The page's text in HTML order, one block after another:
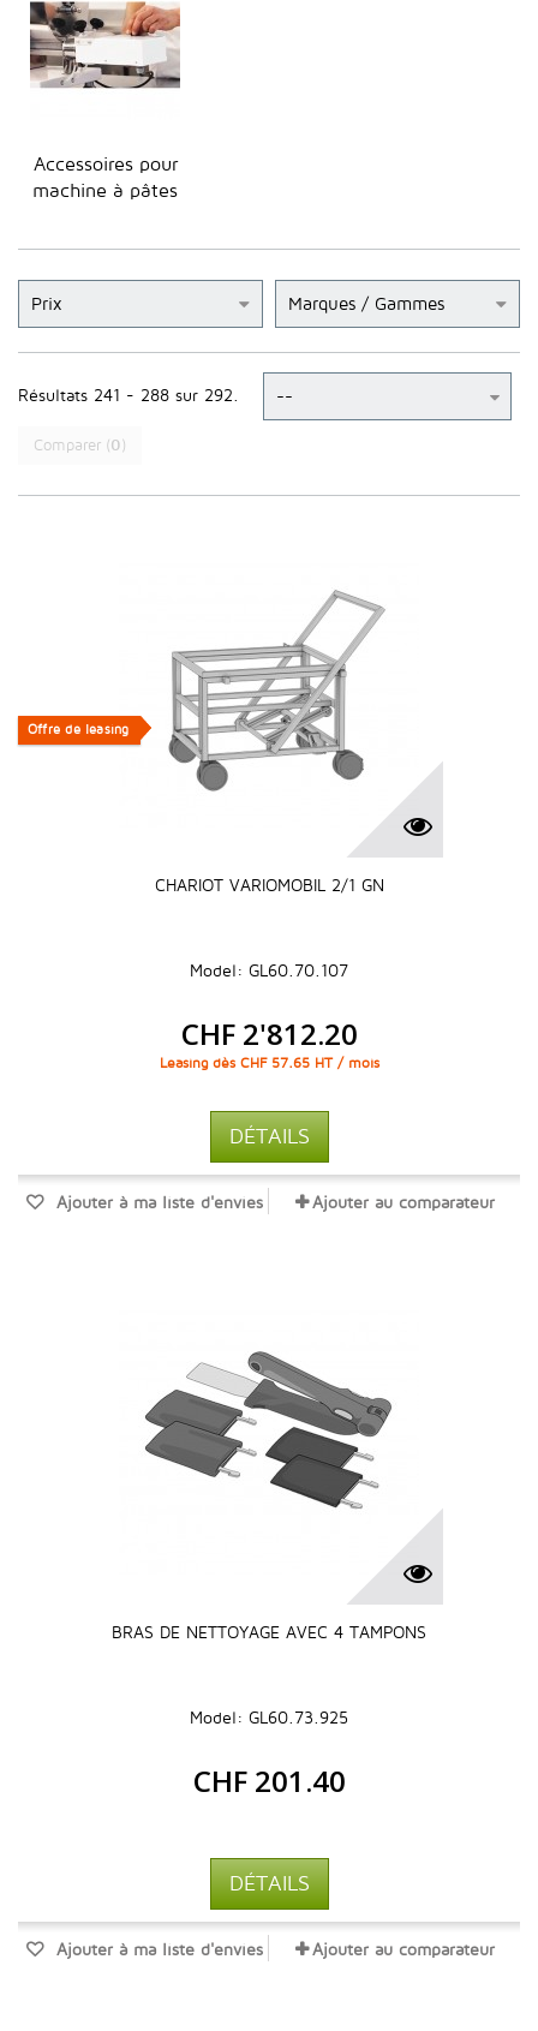
Accessoires pour
machine à pâtes
Prix Marques / Gammes
Résultats 241 - 288 sur 292.
Comparer (0)
Offre de leasing
Offre de leasing
CHARIOT VARIOMOBIL 2/1 GN
Model: GL60.70.107
CHF 2'812.20
Leasing dès CHF 57.65 HT / mois
DÉTAILS
Ajouter à ma liste d'envies Ajouter au comparateur
BRAS DE NETTOYAGE AVEC 4 TAMPONS
Model: GL60.73.925
CHF 201.40
DÉTAILS
Ajouter à ma liste d'envies Ajouter au comparateur